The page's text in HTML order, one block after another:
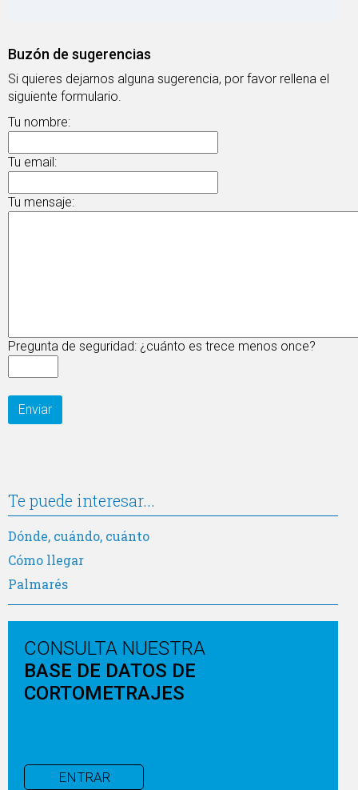
Buzón de sugerencias
Si quieres dejarnos alguna sugerencia, por favor rellena el
siguiente formulario.
Tu nombre:
Tu email:
Tu mensaje:
Pregunta de seguridad: ¿cuánto es trece menos once?
Te puede interesar...
Dónde, cuándo, cuánto
Cómo llegar
Palmarés
CONSULTA NUESTRA
BASE DE DATOS DE
CORTOMETRAJES
ENTRAR